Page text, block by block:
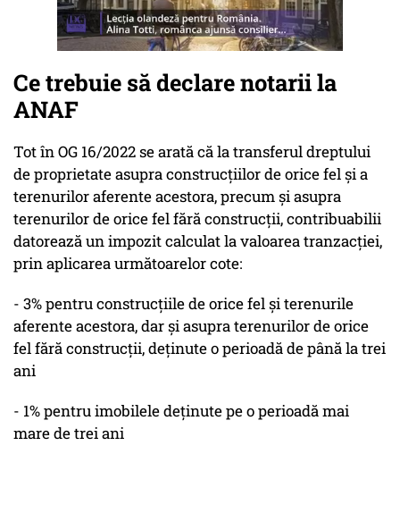
Ce trebuie să declare notarii la
ANAF
Tot în OG 16/2022 se arată că la transferul dreptului
de proprietate asupra construcțiilor de orice fel și a
terenurilor aferente acestora, precum și asupra
terenurilor de orice fel fără construcții, contribuabilii
datorează un impozit calculat la valoarea tranzacției,
prin aplicarea următoarelor cote:
- 3% pentru construcțiile de orice fel și terenurile
aferente acestora, dar și asupra terenurilor de orice
fel fără construcții, deținute o perioadă de până la trei
ani
- 1% pentru imobilele deținute pe o perioadă mai
mare de trei ani